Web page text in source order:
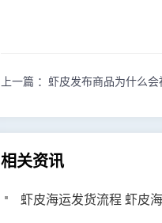
上一篇 ： 虾皮发布商品为什么
相关资讯
虾皮海运发货流程 虾皮海运货